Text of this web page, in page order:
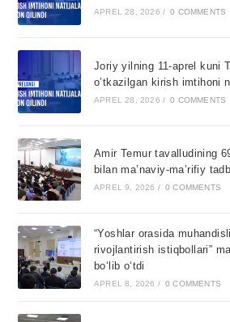
APREL 28, 2026 / 0 COMMENTS
Joriy yilning 11-aprel kuni
o’tkazilgan kirish imtihoni
APREL 28, 2026 / 0 COMMENTS
Amir Temur tavalludining
bilan ma’naviy-ma’rifiy
APREL 9, 2026 / 0 COMMENTS
“Yoshlar orasida
rivojlantirish istiqbollari”
bo‘lib o‘tdi
APREL 8, 2026 / 0 COMMENTS